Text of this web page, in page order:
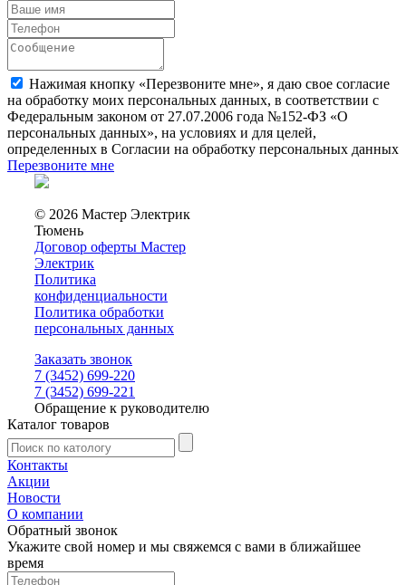
Нажимая кнопку «Перезвоните мне», я даю свое согласие
на обработку моих персональных данных, в соответствии с
Федеральным законом от 27.07.2006 года №152-ФЗ «О
персональных данных», на условиях и для целей,
определенных в Согласии на обработку персональных данных
Перезвоните мне
© 2026 Мастер Электрик
Тюмень
Договор оферты Мастер
Электрик
Политика
конфиденциальности
Политика обработки
персональных данных
Заказать звонок
7 (3452) 699-220
7 (3452) 699-221
Обращение к руководителю
Каталог товаров
Контакты
Акции
Новости
О компании
Обратный звонок
Укажите свой номер и мы свяжемся с вами в ближайшее
время